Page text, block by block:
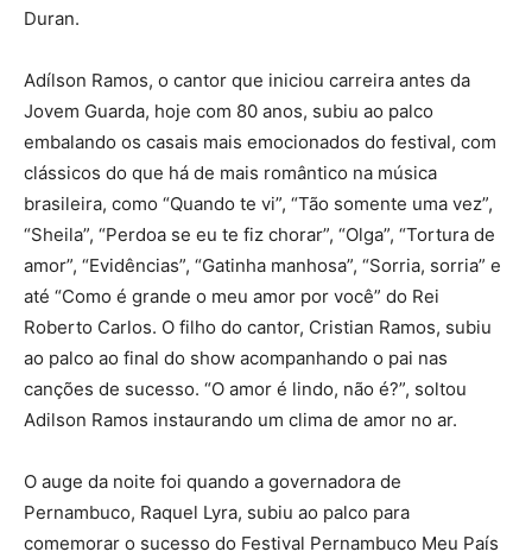
Duran.
Adílson Ramos, o cantor que iniciou carreira antes da
Jovem Guarda, hoje com 80 anos, subiu ao palco
embalando os casais mais emocionados do festival, com
clássicos do que há de mais romântico na música
brasileira, como “Quando te vi”, “Tão somente uma vez”,
“Sheila”, “Perdoa se eu te fiz chorar”, “Olga”, “Tortura de
amor”, “Evidências”, “Gatinha manhosa”, “Sorria, sorria” e
até “Como é grande o meu amor por você” do Rei
Roberto Carlos. O filho do cantor, Cristian Ramos, subiu
ao palco ao final do show acompanhando o pai nas
canções de sucesso. “O amor é lindo, não é?”, soltou
Adilson Ramos instaurando um clima de amor no ar.
O auge da noite foi quando a governadora de
Pernambuco, Raquel Lyra, subiu ao palco para
comemorar o sucesso do Festival Pernambuco Meu País